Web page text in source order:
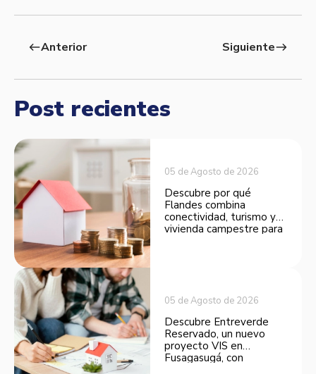
westAnterior Siguienteeast
Post recientes
05 de Agosto de 2026
Descubre por qué
Flandes combina
conectividad, turismo y
vivienda campestre para
05 de Agosto de 2026
Descubre Entreverde
Reservado, un nuevo
proyecto VIS en
Fusagasugá, con